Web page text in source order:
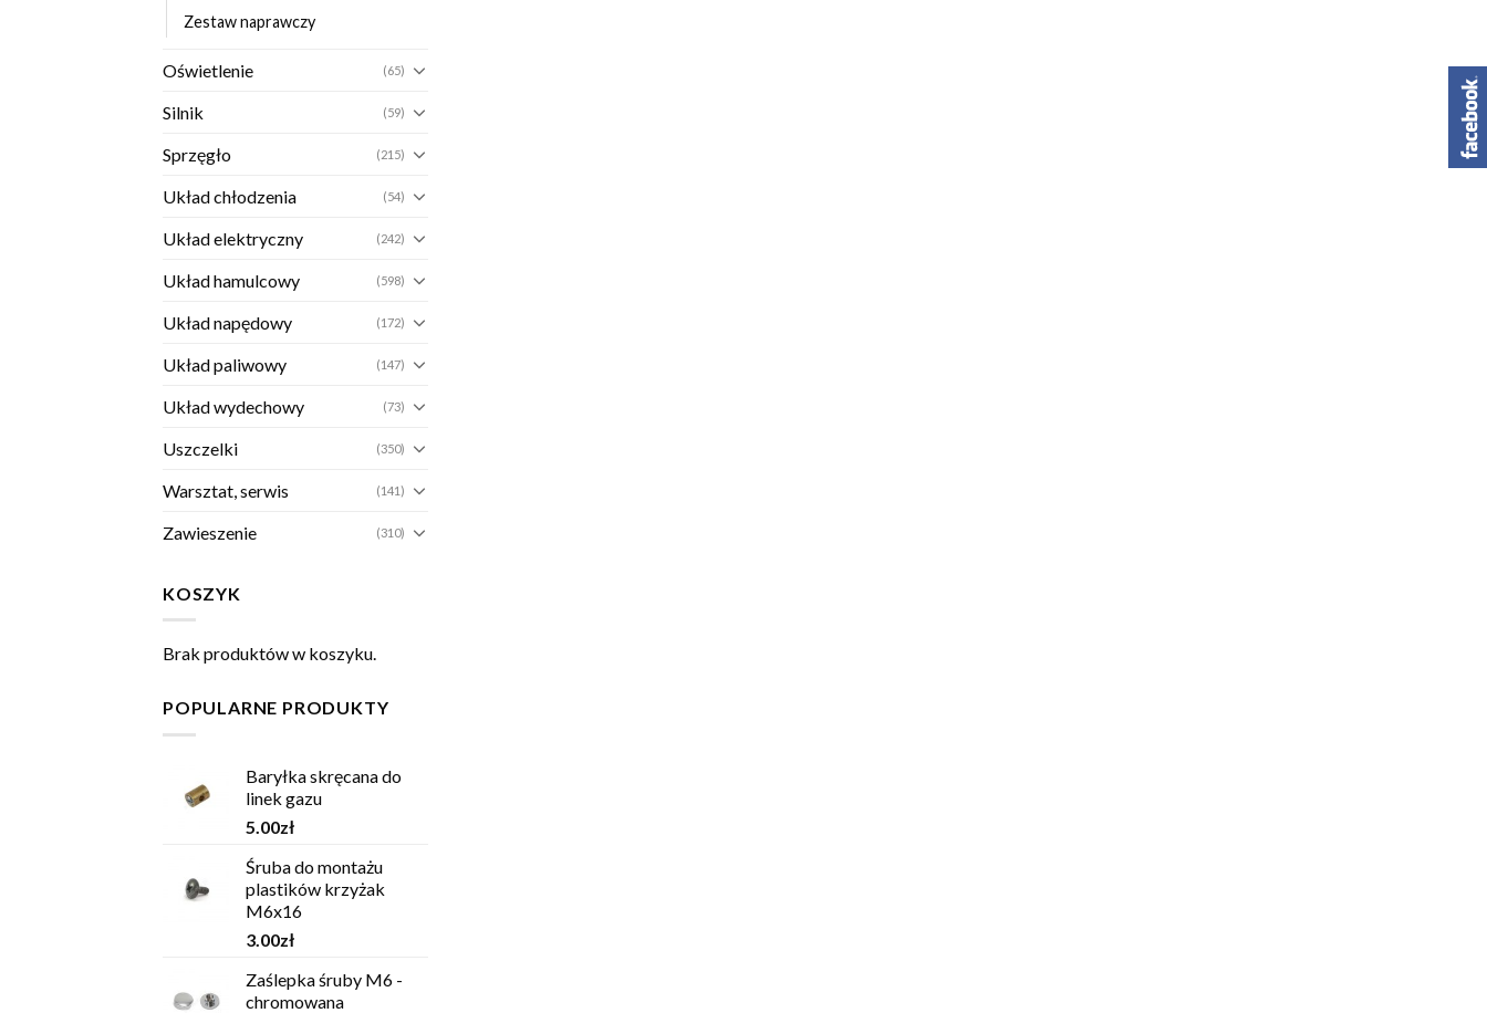
Zestaw naprawczy
Oświetlenie (65)
Silnik (59)
Sprzęgło (215)
Układ chłodzenia (54)
Układ elektryczny (242)
Układ hamulcowy (598)
Układ napędowy (172)
Układ paliwowy (147)
Układ wydechowy (73)
Uszczelki (350)
Warsztat, serwis (141)
Zawieszenie (310)
KOSZYK
Brak produktów w koszyku.
POPULARNE PRODUKTY
Baryłka skręcana do
linek gazu
5.00zł
Śruba do montażu
plastików krzyżak
M6x16
3.00zł
Zaślepka śruby M6 -
chromowana